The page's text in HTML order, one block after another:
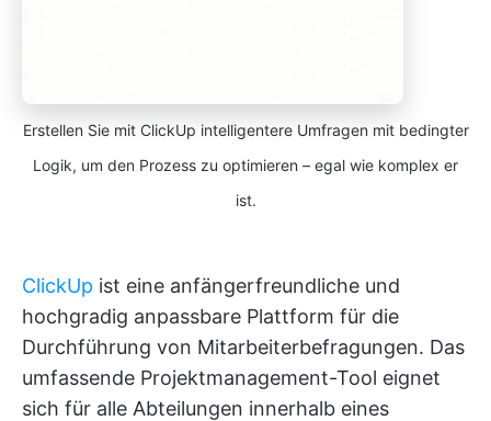
Erstellen Sie mit ClickUp intelligentere Umfragen mit bedingter
Logik, um den Prozess zu optimieren – egal wie komplex er
ist.
ClickUp ist eine anfängerfreundliche und
hochgradig anpassbare Plattform für die
Durchführung von Mitarbeiterbefragungen. Das
umfassende Projektmanagement-Tool eignet
sich für alle Abteilungen innerhalb eines